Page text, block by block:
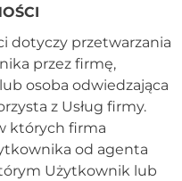
dotyczy przetwarzania
przez firmę,
osoba odwiedzająca
z Usług firmy.
których firma
od agenta
Użytkownik lub